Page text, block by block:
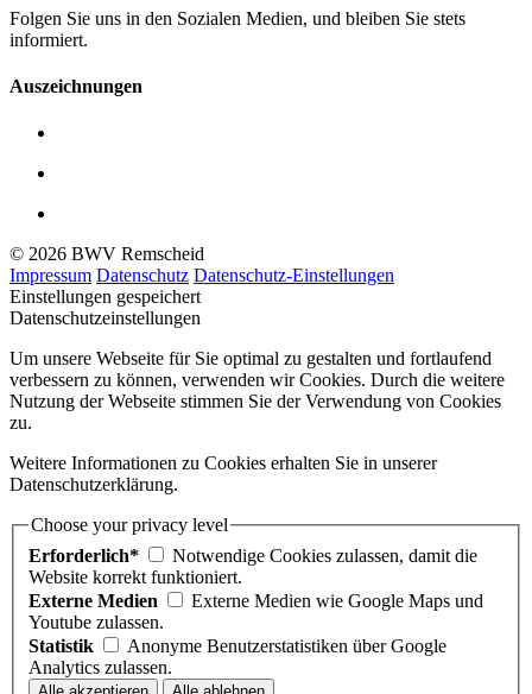
Folgen Sie uns in den Sozialen Medien, und bleiben Sie stets
informiert.
Auszeichnungen
© 2026 BWV Remscheid
Impressum Datenschutz Datenschutz-Einstellungen
Einstellungen gespeichert
Datenschutzeinstellungen
Um unsere Webseite für Sie optimal zu gestalten und fortlaufend
verbessern zu können, verwenden wir Cookies. Durch die weitere
Nutzung der Webseite stimmen Sie der Verwendung von Cookies
zu.
Weitere Informationen zu Cookies erhalten Sie in unserer
Datenschutzerklärung.
Choose your privacy level
Erforderlich*
Notwendige Cookies zulassen, damit die
Website korrekt funktioniert.
Externe Medien
Externe Medien wie Google Maps und
Youtube zulassen.
Statistik
Anonyme Benutzerstatistiken über Google
Analytics zulassen.